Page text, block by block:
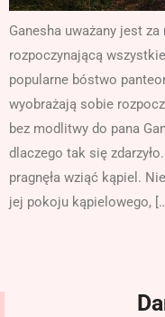
Ganesha uważany jest
rozpoczynającą
popularne bóstwo
wyobrażają sobie
bez modlitwy do pana
dlaczego tak się
pragnęła wziąć kąpiel.
jej pokoju kąpielowego,